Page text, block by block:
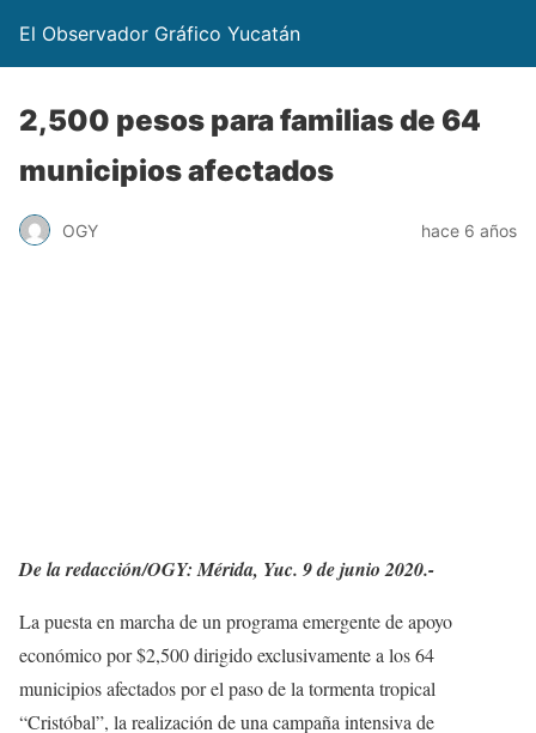
El Observador Gráfico Yucatán
2,500 pesos para familias de 64
municipios afectados
OGY hace 6 años
De la redacción/OGY: Mérida, Yuc. 9 de junio 2020.-
La puesta en marcha de un programa emergente de apoyo
económico por $2,500 dirigido exclusivamente a los 64
municipios afectados por el paso de la tormenta tropical
“Cristóbal”, la realización de una campaña intensiva de